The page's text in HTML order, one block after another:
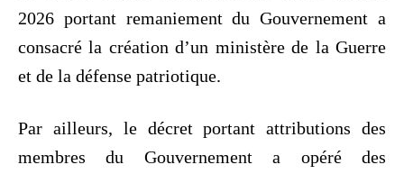
2026 portant remaniement du Gouvernement a
consacré la création d’un ministère de la Guerre
et de la défense patriotique.
Par ailleurs, le décret portant attributions des
membres du Gouvernement a opéré des